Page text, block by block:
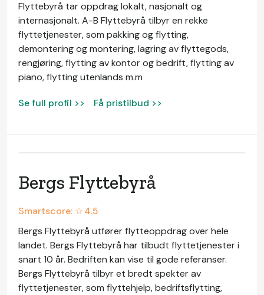
Flyttebyrå tar oppdrag lokalt, nasjonalt og
internasjonalt. A-B Flyttebyrå tilbyr en rekke
flyttetjenester, som pakking og flytting,
demontering og montering, lagring av flyttegods,
rengjøring, flytting av kontor og bedrift, flytting av
piano, flytting utenlands m.m
Se full profil >> Få pristilbud >>
Bergs Flyttebyrå
Smartscore: ☆4.5
Bergs Flyttebyrå utfører flytteoppdrag over hele
landet. Bergs Flyttebyrå har tilbudt flyttetjenester i
snart 10 år. Bedriften kan vise til gode referanser.
Bergs Flyttebyrå tilbyr et bredt spekter av
flyttetjenester, som flyttehjelp, bedriftsflytting,